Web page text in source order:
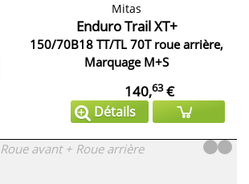
Mitas
Enduro Trail XT+
150/70B18 TT/TL 70T roue arrière,
Marquage M+S
140,63€
Détails
Roue avant + Roue arrière